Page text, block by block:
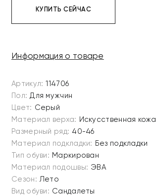
КУПИТЬ СЕЙЧАС
Информация о товаре
Артикул: 114706
Пол: Для мужчин
Цвет: Серый
Материал верха: Искусственная кожа
Размерный ряд: 40-46
Материал подкладки: Без подкладки
Тип обуви: Маркирован
Материал подошвы: ЭВА
Сезон: Лето
Вид обуви: Сандалеты